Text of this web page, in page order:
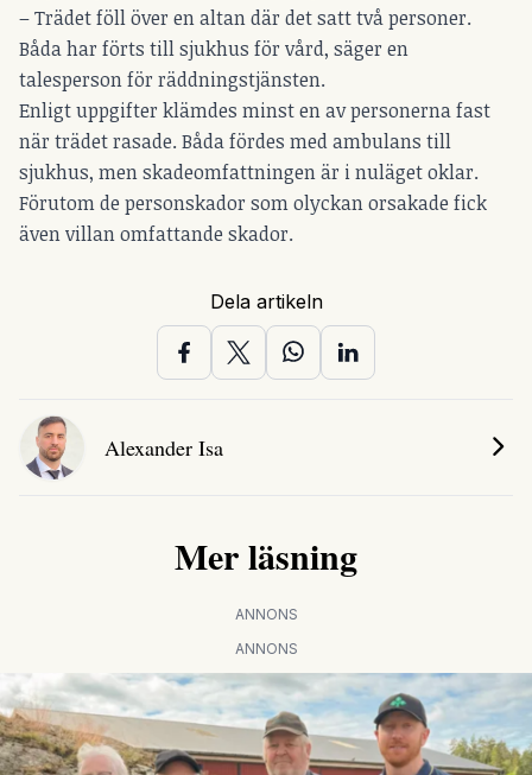
– Trädet föll över en altan där det satt två personer.
Båda har förts till sjukhus för vård, säger en
talesperson för räddningstjänsten.
Enligt uppgifter klämdes minst en av personerna fast
när trädet rasade. Båda fördes med ambulans till
sjukhus, men skadeomfattningen är i nuläget oklar.
Förutom de personskador som olyckan orsakade fick
även villan omfattande skador.
Dela artikeln
Alexander Isa
Mer läsning
ANNONS
ANNONS